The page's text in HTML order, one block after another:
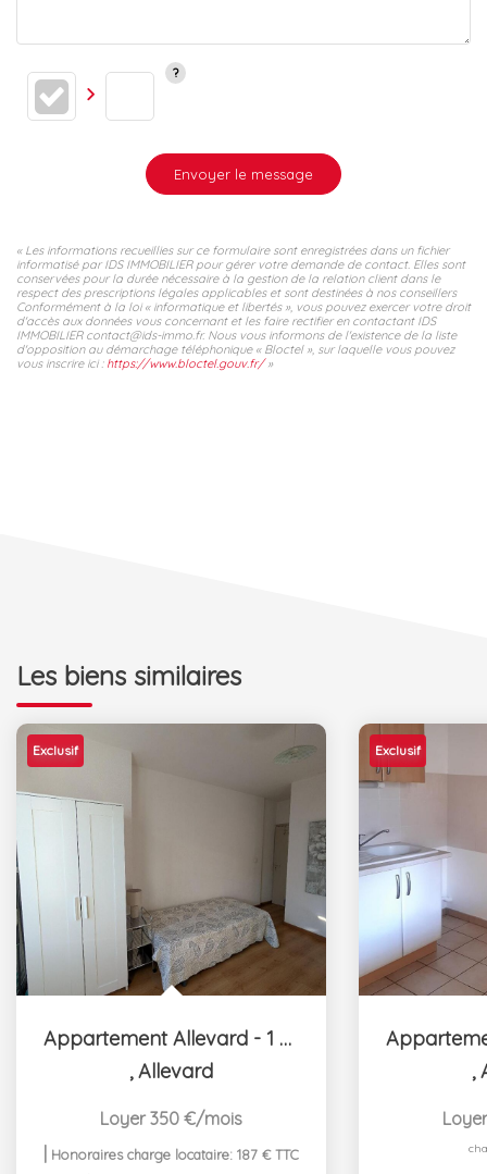
Envoyer le message
« Les informations recueillies sur ce formulaire sont enregistrées dans un fichier
informatisé par IDS IMMOBILIER pour gérer votre demande de contact. Elles sont
conservées pour la durée nécessaire à la gestion de la relation client dans le
respect des prescriptions légales applicables et sont destinées à nos conseillers
Conformément à la loi « informatique et libertés », vous pouvez exercer votre droit
d'accès aux données vous concernant et les faire rectifier en contactant IDS
IMMOBILIER contact@ids-immo.fr. Nous vous informons de l'existence de la liste
d'opposition au démarchage téléphonique « Bloctel », sur laquelle vous pouvez
vous inscrire ici : https://www.bloctel.gouv.fr/»
Les biens similaires
Exclusif
Appartement Allevard - 1 pièce(s) - 16.88 m2
,Allevard
Loyer 350 €/mois
Honoraires charge locataire: 187 € TTC
Exclusif
,